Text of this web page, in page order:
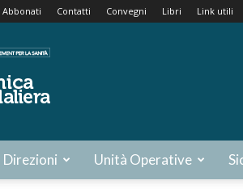
Abbonati Contatti Convegni Libri Link utili
Direzioni Unità Operative